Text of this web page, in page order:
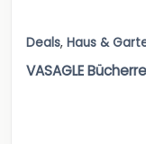
Deals, Haus &
VASAGLE